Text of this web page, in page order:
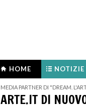
HOME NOTIZIE
MEDIA PARTNER DI "DREAM.
ARTE.IT DI